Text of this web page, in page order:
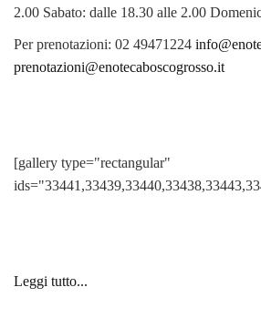
2.00 Sabato: dalle 18.30 alle 2.00
Per prenotazioni: 02 49471224
prenotazioni@enotecaboscogrosso.it
[gallery type="rectangular"
Leggi tutto...